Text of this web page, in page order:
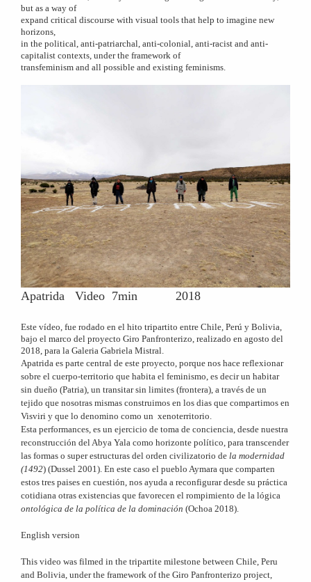
but as a way of
expand critical discourse with visual tools that help to imagine new
horizons,
in the political, anti-patriarchal, anti-colonial, anti-racist and anti-
capitalist contexts, under the framework of
transfeminism and all possible and existing feminisms.
Apatrida Video 7min 2018
Este vídeo, fue rodado en el hito tripartito entre Chile, Perú y Bolivia,
bajo el marco del proyecto Giro Panfronterizo, realizado en agosto del
2018, para la Galeria Gabriela Mistral.
Apatrida es parte central de este proyecto, porque nos hace reflexionar
sobre el cuerpo-territorio que habita el feminismo, es decir un habitar
sin dueño (Patria), un transitar sin limites (frontera), a través de un
tejido que nosotras mismas construimos en los dias que compartimos en
Visviri y que lo denomino como un xenoterritorio.
Esta performances, es un ejercicio de toma de conciencia, desde nuestra
reconstrucción del Abya Yala como horizonte político, para transcender
las formas o super estructuras del orden civilizatorio de la modernidad
(1492) (Dussel 2001). En este caso el pueblo Aymara que comparten
estos tres paises en cuestión, nos ayuda a reconfigurar desde su práctica
cotidiana otras existencias que favorecen el rompimiento de la lógica
ontológica de la política de la dominación (Ochoa 2018).
English version
This video was filmed in the tripartite milestone between Chile, Peru
and Bolivia, under the framework of the Giro Panfronterizo project,